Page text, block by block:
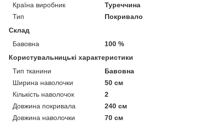
Країна виробник
Туреччина
Тип
Покривало
Склад
Бавовна
100 %
Користувальницькі характеристики
Тип тканини
Бавовна
Ширина наволочки
50 см
Кількість наволочок
2
Довжина покривала
240 см
Довжина наволочки
70 см